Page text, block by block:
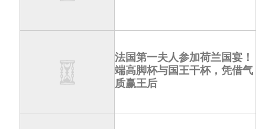
法国第一夫人参加荷兰国宴！
端高脚杯与国王干杯，凭借气
质赢王后